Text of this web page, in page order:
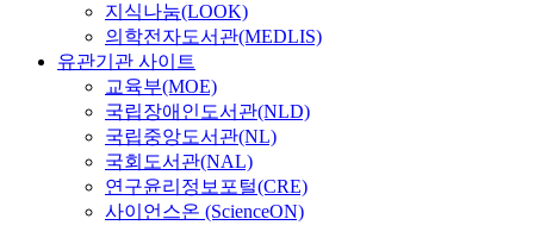
지식나눔(LOOK)
의학전자도서관(MEDLIS)
유관기관 사이트
교육부(MOE)
국립장애인도서관(NLD)
국립중앙도서관(NL)
국회도서관(NAL)
연구윤리정보포털(CRE)
사이언스온 (ScienceON)